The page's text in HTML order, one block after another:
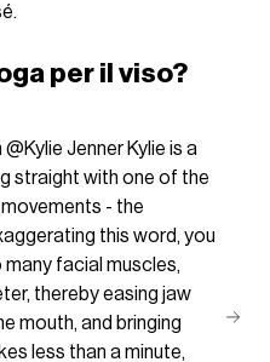
per il viso?
@Kylie Jenner Kylie is a
straight with one of the
- the
this word, you
facial muscles,
thereby easing jaw
mouth, and bringing
less than a minute,